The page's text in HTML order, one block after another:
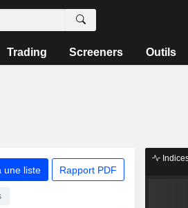
Trading Screeners Outils
une liste Rapport PDF